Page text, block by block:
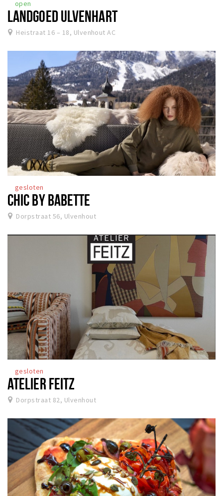
open
LANDGOED ULVENHART
Heistraat 16 – 18, Ulvenhout AC
gesloten
CHIC BY BABETTE
Dorpstraat 56, Ulvenhout
gesloten
ATELIER FEITZ
Dorpstraat 82, Ulvenhout